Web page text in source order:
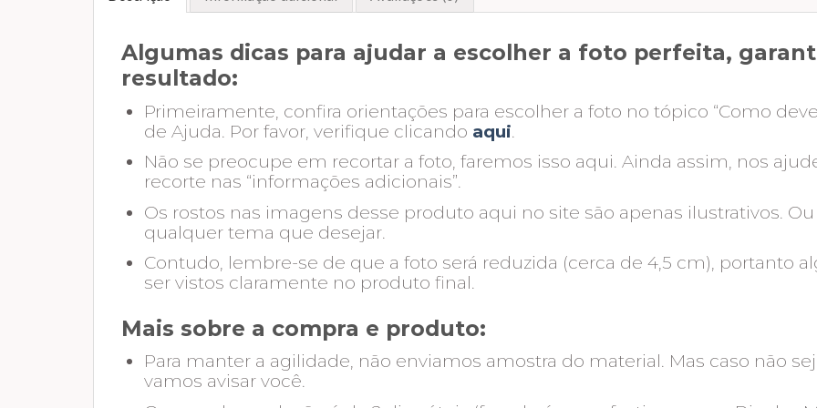
Algumas dicas para ajudar a escolher a foto perfeita,
resultado:
Primeiramente, confira orientações para escolher a foto no tópico “Como
de Ajuda. Por favor, verifique clicando aqui.
Não se preocupe em recortar a foto, faremos isso aqui. Ainda assim, nos
recorte nas “informações adicionais”.
Os rostos nas imagens desse produto aqui no site são apenas ilustrativos.
qualquer tema que desejar.
Contudo, lembre-se de que a foto será reduzida (cerca de 4,5 cm), portanto
ser vistos claramente no produto final.
Mais sobre a compra e produto:
Para manter a agilidade, não enviamos amostra do material. Mas caso não
vamos avisar você.